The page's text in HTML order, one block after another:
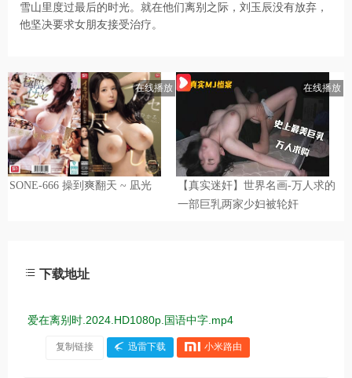
雪山里度过最后的时光。就在他们离别之际，刘玉辰没有放弃，
他坚决要求女朋友接受治疗。
下载地址
爱在离别时.2024.HD1080p.国语中字.mp4
复制链接 迅雷下载 小米路由